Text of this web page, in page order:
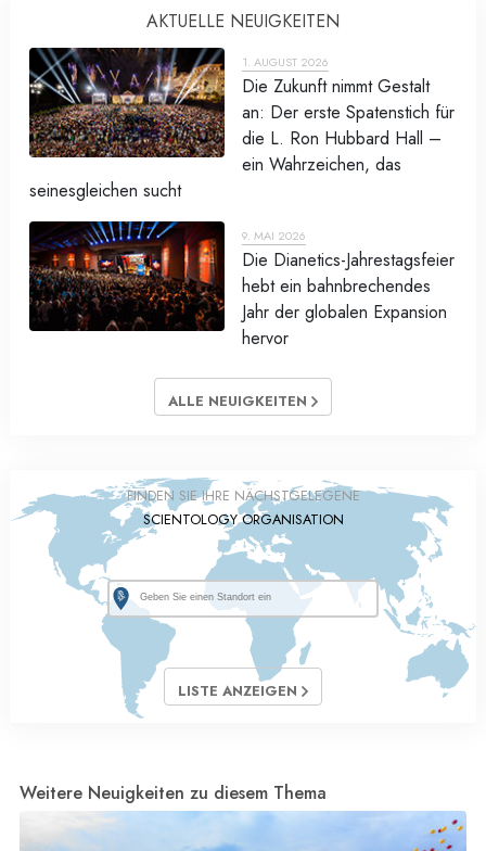
AKTUELLE NEUIGKEITEN
1. AUGUST 2026
Die Zukunft nimmt Gestalt
an: Der erste Spatenstich für
die L. Ron Hubbard Hall –
ein Wahrzeichen, das
seinesgleichen sucht
9. MAI 2026
Die Dianetics-Jahrestagsfeier
hebt ein bahnbrechendes
Jahr der globalen Expansion
hervor
ALLE NEUIGKEITEN
FINDEN SIE IHRE NÄCHSTGELEGENE
SCIENTOLOGY ORGANISATION
LISTE ANZEIGEN
Weitere Neuigkeiten zu diesem Thema